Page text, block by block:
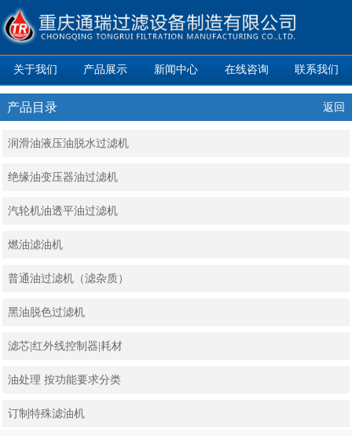
关于我们 产品展示 新闻中心 在线咨询 联系我们
产品目录 返回
润滑油液压油脱水过滤机
绝缘油变压器油过滤机
汽轮机油透平油过滤机
燃油滤油机
普通油过滤机（滤杂质）
黑油脱色过滤机
滤芯|红外线控制器|耗材
油处理 按功能要求分类
订制特殊滤油机